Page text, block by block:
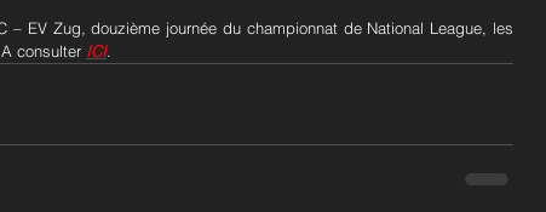
– EV Zug, douzième journée du championnat de National League, les
consulter ICI.